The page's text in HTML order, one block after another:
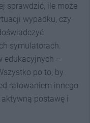
sprawdzić, ile może
wypadku, czy
symulatorach.
edukacyjnych –
po to, by
ratowaniem innego
postawę i